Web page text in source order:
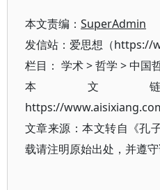
本文责编： SuperAdmin
发信站：爱思想（https://
栏目： 学术>哲学 >中国
本文
https://
文章来源：本文转自《孔
载请注明原始出处，并遵守